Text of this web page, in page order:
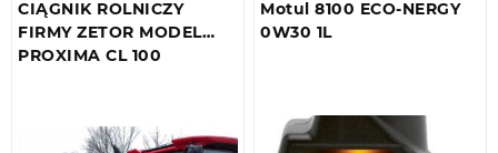
CIĄGNIK ROLNICZY
FIRMY ZETOR MODEL
PROXIMA CL 100
Motul 8100 ECO-NERGY
0W30 1L